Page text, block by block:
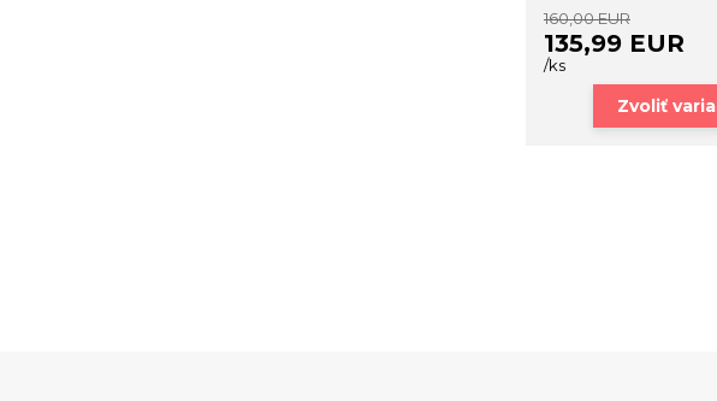
160,00 EUR
135,99 EUR
/ks
Zvoliť